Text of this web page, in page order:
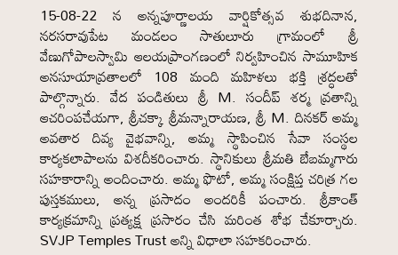
15-08-22 న అన్నపూర్ణాలయ వార్షికోత్సవ శుభదినాన,
నరసరావుపేట మండలం సాతులూరు గ్రామంలో శ్రీ
వేణుగోపాలస్వామి ఆలయప్రాంగణంలో నిర్వహించిన సామూహిక
అనసూయావ్రతాలలో 108 మంది మహిళలు భక్తి శ్రద్ధలతో
పాల్గొన్నారు. వేద పండితులు శ్రీ M. సందీప్ శర్మ వ్రతాన్ని
ఆచరింపచేయగా, శ్రీచక్కా శ్రీమన్నారాయణ, శ్రీ M. దినకర్ అమ్మ
అవతార దివ్య వైభవాన్ని, అమ్మ స్థాపించిన సేవా సంస్థల
కార్యకలాపాలను విశదీకరించారు. స్థానికులు శ్రీమతి బేబమ్మగారు
సహకారాన్ని అందించారు. అమ్మ ఫొటో, అమ్మ సంక్షిప్త చరిత్ర గల
పుస్తకములు, అన్న ప్రసాదం అందరికీ పంచారు. శ్రీకాంత్
కార్యక్రమాన్ని ప్రత్యక్ష ప్రసారం చేసి మరింత శోభ చేకూర్చారు.
SVJP Temples Trust అన్ని విధాలా సహకరించారు.